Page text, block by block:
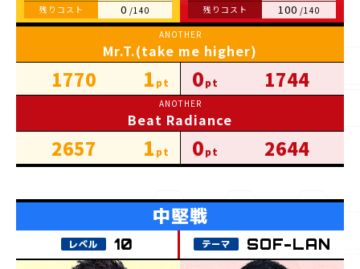
0
100
Mr.T.(take me higher)
1770 1 1744
0
Beat Radiance
2657 1 2644
0
SOF-LAN